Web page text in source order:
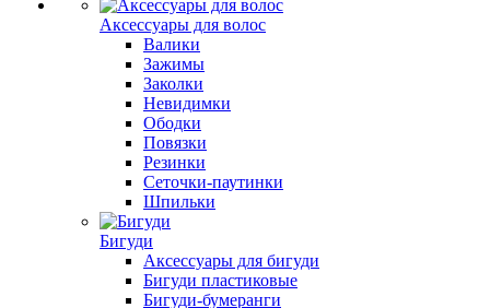
Аксессуары для волос
Валики
Зажимы
Заколки
Невидимки
Ободки
Повязки
Резинки
Сеточки-паутинки
Шпильки
Бигуди
Аксессуары для бигуди
Бигуди пластиковые
Бигуди-бумеранги